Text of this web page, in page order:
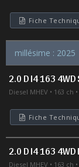
Fiche
millésime : 2025
2.0 D I4 163 4WD
Diesel MHEV 163 ch
Fiche
2.0 D I4 163 4WD
Diesel MHEV 163 ch